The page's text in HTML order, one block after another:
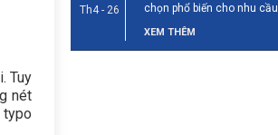
Tuy
nét
Th4 - 26
chọn phổ biến cho nhu cầu
đóng gói và vận [...]
XEM THÊM